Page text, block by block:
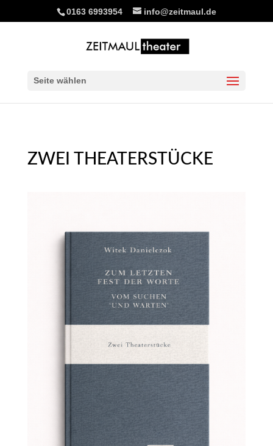
0163 6993954 info@zeitmaul.de
Seite wählen
ZWEI THEATERSTÜCKE